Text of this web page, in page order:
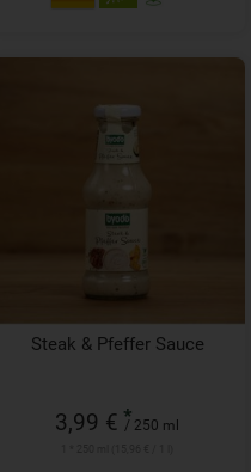
Steak & Pfeffer Sauce
3,99 € *
/ 250 ml